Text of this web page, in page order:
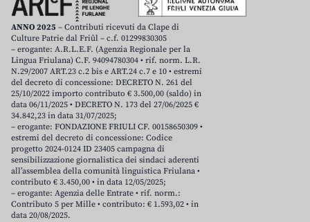
ANNO 2025 – Contributi ricevuti da Clape di
Culture Patrie dal Friûl – c.f. 01299830305
– erogante: A.R.L.E.F. (Agenzia Regionale per la
Lingua Friulana) C.F. 94094780304 • rif. norm. L.R.
N.29/2007 ART.23 c.2 bis e ART.24 c.7 e 10 • estremi
del decreto di concessione: DECRETO N. 261 del
25/10/2022 importo contributo € 3.500,00 (saldo) in
data 06/11/2025 • DECRETO N. 173 del 27/06/2025 €
34.842,23 in data 31/07/2025;
– erogante: FONDAZIONE FRIULI CF. 00158650309 •
estremi del decreto di concessione: Codice
progetto 2024-0124 ID 23405 campagna di
sensibilizzazione giornalistica dei sindaci aderenti
all’assemblea della comunità linguistica Friulana •
contributo € 3.450,00 • in data 12/05/2025;
– erogante: Agenzia delle Entrate • rif. norm.:
Contributo 5 per Mille • contributo: € 1.593,02 • in
data 20/08/2025.